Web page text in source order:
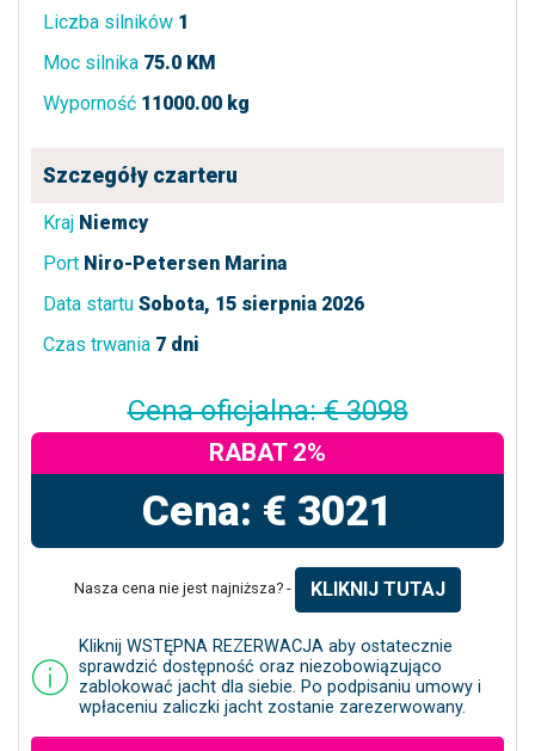
Liczba silników 1
Moc silnika 75.0 KM
Wyporność 11000.00 kg
Szczegóły czarteru
Kraj Niemcy
Port Niro-Petersen Marina
Data startu Sobota, 15 sierpnia 2026
Czas trwania 7 dni
Cena oficjalna: € 3098
RABAT 2%
Cena: € 3021
Nasza cena nie jest najniższa? - KLIKNIJ TUTAJ
Kliknij WSTĘPNA REZERWACJA aby ostatecznie
sprawdzić dostępność oraz niezobowiązująco
zablokować jacht dla siebie. Po podpisaniu umowy i
wpłaceniu zaliczki jacht zostanie zarezerwowany.